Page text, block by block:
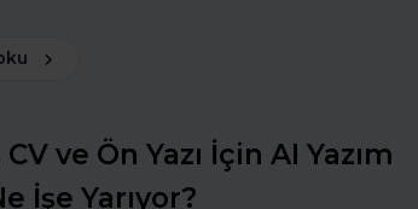
ve Ön Yazı İçin AI Yazım
İşe Yarıyor?